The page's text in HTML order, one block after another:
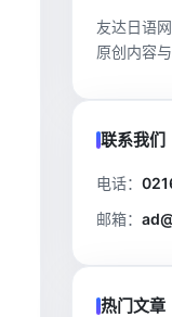
友达日语
原创内容
联系我们
电话：
邮箱：
热门文章